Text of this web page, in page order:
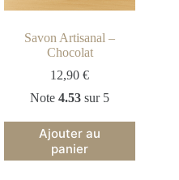
Savon Artisanal –
Chocolat
12,90€
Note4.53 sur 5
Ajouter au
panier